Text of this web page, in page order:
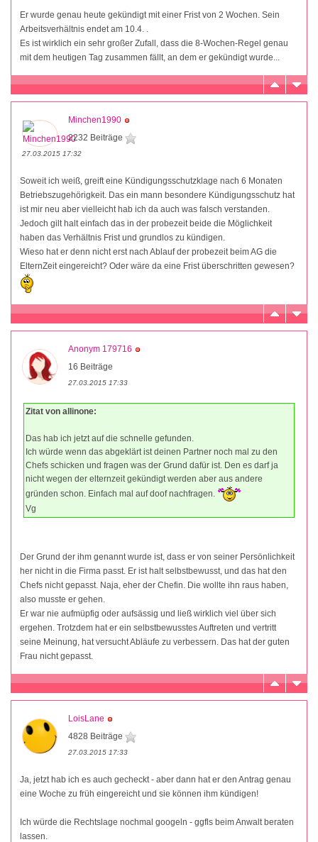
Er wurde genau heute gekündigt mit einer Frist von 2 Wochen. Sein
Arbeitsverhältnis endet am 10.4. .
Es ist wirklich ein sehr großer Zufall, dass die 8-Wochen-Regel genau
mit dem heutigen Tag zusammen fällt, an dem er gekündigt wurde...
Minchen1990
2232 Beiträge
27.03.2015 17:32
Soweit ich weiß, greift eine Kündigungsschutzklage nach 6 Monaten
Betriebszugehörigkeit. Das ein mann besondere Kündigungsschutz hat
ist mir neu aber vielleicht hab ich da auch was falsch verstanden.
Jedoch gilt halt einfach das in der probezeit beide die Möglichkeit
haben das Verhältnis Frist und grundlos zu kündigen.
Wieso hat er denn nicht erst nach Ablauf der probezeit beim AG die
ElternZeit eingereicht? Oder wäre da eine Frist überschritten gewesen?
Anonym 179716
16 Beiträge
27.03.2015 17:33
Zitat von allinone:
Das hab ich jetzt auf die schnelle gefunden.
Ich würde wenn das abgeklärt ist deinen Partner noch mal zu den
Chefs schicken und fragen was der Grund dafür ist. Den es darf ja
nicht wegen der elternzeit gekündigt werden aber aus andere
gründen schon. Einfach mal auf doof nachfragen.
Vg
Der Grund der ihm genannt wurde ist, dass er von seiner Persönlichkeit
her nicht in die Firma passt. Er ist halt selbstbewusst, und das hat den
Chefs nicht gepasst. Naja, eher der Chefin. Die wollte ihn raus haben,
also musste er gehen.
Er war nie aufmüpfig oder aufsässig und ließ wirklich viel über sich
ergehen. Trotzdem hat er ein selbstbewusstes Auftreten und vertritt
seine Meinung, hat versucht Abläufe zu verbessern. Das hat der guten
Frau nicht gepasst.
LoisLane
4828 Beiträge
27.03.2015 17:33
Ja, jetzt hab ich es auch gecheckt - aber dann hat er den Antrag genau
eine Woche zu früh eingereicht und sie können ihm kündigen!
Ich würde die Rechtslage nochmal googeln - ggfls beim Anwalt beraten
lassen.